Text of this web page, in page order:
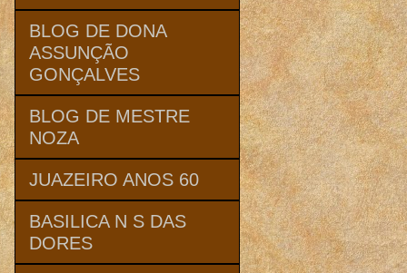
BLOG DE DONA
ASSUNÇÃO
GONÇALVES
BLOG DE MESTRE
NOZA
JUAZEIRO ANOS 60
BASILICA N S DAS
DORES